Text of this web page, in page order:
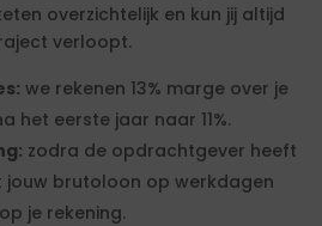
overzichtelijk en kun jij altijd
verloopt.
we rekenen 13% marge over je
het eerste jaar naar 11%.
zodra de opdrachtgever heeft
brutoloon op werkdagen
je rekening.